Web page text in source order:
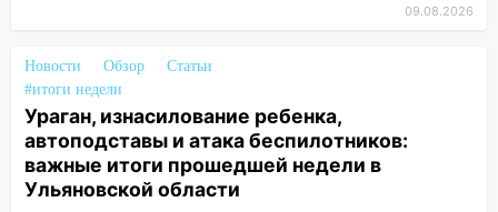
Во время урагана в Ульяновске на
19:55 В Ульяновске упавшее дерево
заблокировало в машине двух женщин
17:15 В Ульяновской области
ремонтируют девять мостов: один уже
готов, ещё два — почти завершены
09.08.2026
Новости Обзор
Статьи
#итоги недели
Ураган, изнасилование ребенка,
автоподставы и атака беспилотников:
важные итоги прошедшей недели в
Ульяновской области